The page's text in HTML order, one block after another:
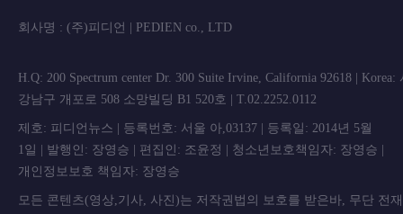
회사명 : (주)피디언 | PEDIEN co.,
H.Q: 200 Spectrum center Dr. 300 Suite Irvine, California 92618 | Korea:
강남구 개포로 508 소망빌딩 B1 520호 | T.02.2252.0112
제호: 피디언뉴스 | 등록번호: 서울 아,03137 | 등록일: 2014년 5월
1일 | 발행인: 장영승 | 편집인: 조윤정 | 청소년보호책임자: 장영승 |
개인정보보호 책임자: 장영승
모든 콘텐츠(영상,기사, 사진)는 저작권법의 보호를 받은바, 무단 전